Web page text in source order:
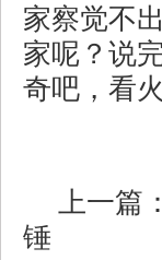
家察觉不
家呢？说
奇吧，看
上一篇：
锤